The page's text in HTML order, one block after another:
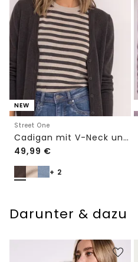
NEW
Street One
Cadigan mit V-Neck und Knopfleiste
49,99 €
+ 2
Darunter & dazu